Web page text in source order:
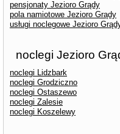
pensjonaty Jezioro Grądy
pola namiotowe Jezioro Grądy
usługi noclegowe Jezioro
noclegi Jezioro
noclegi Lidzbark
noclegi Grodziczno
noclegi Ostaszewo
noclegi Zalesie
noclegi Koszelewy